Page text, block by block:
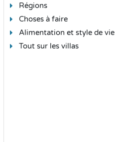
Régions
Choses à faire
Alimentation et style de vie
Tout sur les villas